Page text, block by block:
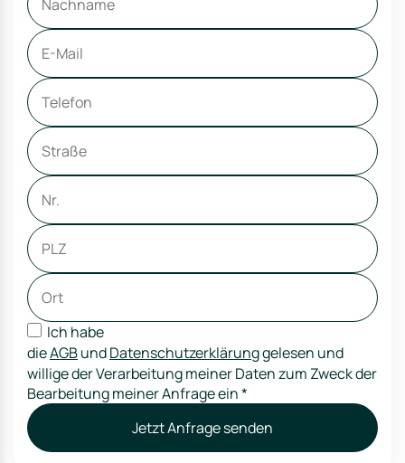
Ich habe
dieAGBundDatenschutzerklärunggelesen und
willige der Verarbeitung meiner Daten zum Zweck der
Bearbeitung meiner Anfrage ein*
Jetzt Anfrage senden